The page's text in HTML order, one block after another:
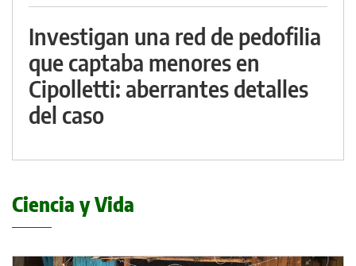
Investigan una red de pedofilia
que captaba menores en
Cipolletti: aberrantes detalles
del caso
Ciencia y Vida